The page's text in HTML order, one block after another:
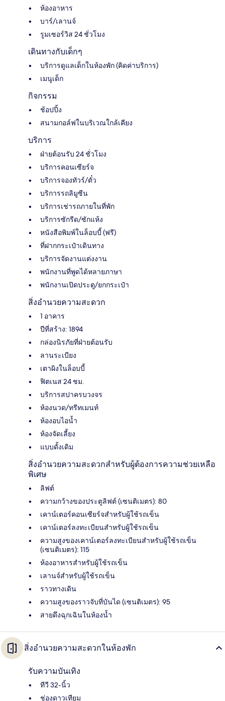
ห้องอาหาร
บาร์/เลานจ์
รูมเซอร์วิส 24 ชั่วโมง
เดินทางกับเด็กๆ
บริการดูแลเด็กในห้องพัก (คิดค่าบริการ)
เมนูเด็ก
กิจกรรม
ช้อปปิ้ง
สนามกอล์ฟในบริเวณใกล้เคียง
บริการ
ฝ่ายต้อนรับ 24 ชั่วโมง
บริการคอนเซียร์จ
บริการจองทัวร์/ตั๋ว
บริการรถลิมูซีน
บริการเช่ารถภายในที่พัก
บริการซักรีด/ซักแห้ง
หนังสือพิมพ์ในล็อบบี้ (ฟรี)
ที่ฝากกระเป๋าเดินทาง
บริการจัดงานแต่งงาน
พนักงานที่พูดได้หลายภาษา
พนักงานเปิดประตู/ยกกระเป๋า
สิ่งอำนวยความสะดวก
1 อาคาร
ปีที่สร้าง: 1894
กล่องนิรภัยที่ฝ่ายต้อนรับ
ลานระเบียง
เตาผิงในล็อบบี้
ฟิตเนส 24 ชม.
บริการสปาครบวงจร
ห้องนวด/ทรีทเมนท์
ห้องอบไอน้ำ
ห้องจัดเลี้ยง
แบบดั้งเดิม
สิ่งอำนวยความสะดวกสำหรับผู้ต้องการความช่วยเหลือ
พิเศษ
ลิฟต์
ความกว้างของประตูลิฟต์ (เซนติเมตร): 80
เคาน์เตอร์คอนเซียร์จสำหรับผู้ใช้รถเข็น
เคาน์เตอร์ลงทะเบียนสำหรับผู้ใช้รถเข็น
ความสูงของเคาน์เตอร์ลงทะเบียนสำหรับผู้ใช้รถเข็น
(เซนติเมตร): 115
ห้องอาหารสำหรับผู้ใช้รถเข็น
เลานจ์สำหรับผู้ใช้รถเข็น
ราวทางเดิน
ความสูงของราวจับที่บันได (เซนติเมตร): 95
สายดึงฉุกเฉินในห้องน้ำ
สิ่งอำนวยความสะดวกในห้องพัก
รับความบันเทิง
ทีวี 32-นิ้ว
ช่องดาวเทียม